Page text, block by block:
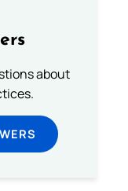
about